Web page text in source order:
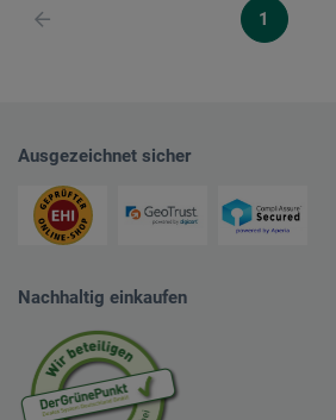
1
Ausgezeichnet sicher
Nachhaltig einkaufen